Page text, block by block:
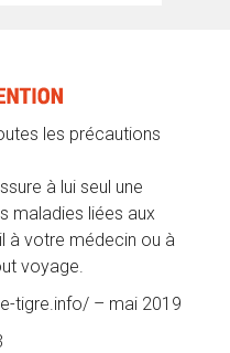
les précautions
à lui seul une
maladies liées aux
à votre médecin ou à
voyage.
tigre.info/ – mai 2019